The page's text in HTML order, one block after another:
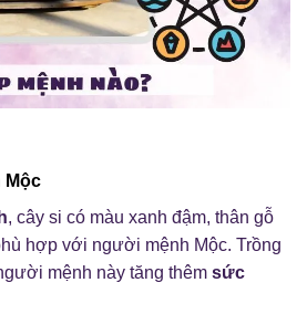
Mộc
, cây si có màu xanh đậm, thân gỗ
hợp với người mệnh Mộc. Trồng
mệnh này tăng thêm sức